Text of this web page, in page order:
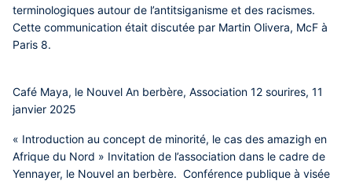
terminologiques autour de l’antitsiganisme et des racismes.
Cette communication était discutée par Martin Olivera, McF à
Paris 8.
Café Maya, le Nouvel An berbère, Association 12 sourires, 11
janvier 2025
« Introduction au concept de minorité, le cas des amazigh en
Afrique du Nord » Invitation de l’association dans le cadre de
Yennayer, le Nouvel an berbère. Conférence publique à visée